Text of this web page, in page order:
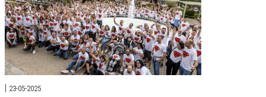
| 23-05-2025